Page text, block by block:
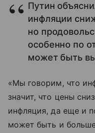
Путин
инфляции
но
особенно по
может быть
«Мы говорим, что
значит, что цены
инфляция, да еще и
может быть и